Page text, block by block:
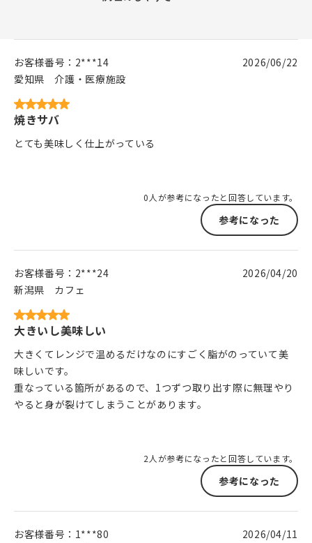
お客様番号： 2***14
愛知県
介護・医療施設
2026/06/22
焼きサバ
とても美味しく仕上がっている
0人が参考になったと回答しています。
参考になった
お客様番号： 2***24
新潟県
カフェ
2026/04/20
大きいし美味しい
大きくてレンジで温めるだけなのにすごく脂がのっていて美
味しいです。
重なっている箇所があるので、1つずつ取り出す際に無理やり
やると身が裂けてしまうことがあります。
2人が参考になったと回答しています。
参考になった
お客様番号： 1***80
2026/04/11